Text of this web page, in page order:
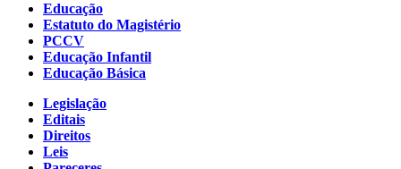
Educação
Estatuto do Magistério
PCCV
Educação Infantil
Educação Básica
Legislação
Editais
Direitos
Leis